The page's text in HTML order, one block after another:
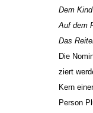
Dem
Auf dem
Das
Die
ziert
Kern
Person